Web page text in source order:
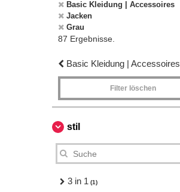
Basic Kleidung | Accessoires
Jacken
Grau
87 Ergebnisse.
Basic Kleidung | Accessoires
Filter löschen
stil
3 in 1 (1)